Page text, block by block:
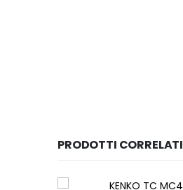
PRODOTTI CORRELATI